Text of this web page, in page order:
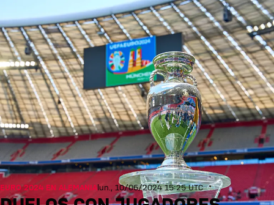
EURO 2024 EN ALEMANIA lun., 10/06/2024 15:25 UTC